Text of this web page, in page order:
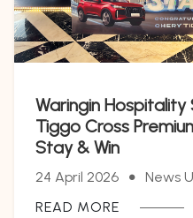
Waringin Hospitality
Tiggo Cross
Stay & Win
24 April 2026
News
READ MORE